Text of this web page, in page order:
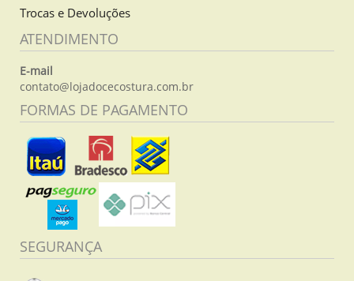
Trocas e Devoluções
ATENDIMENTO
E-mail
contato@lojadocecostura.com.br
FORMAS DE PAGAMENTO
SEGURANÇA